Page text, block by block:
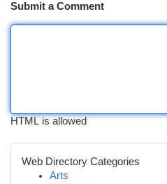
Submit a Comment
HTML is allowed
Web Directory Categories
Arts